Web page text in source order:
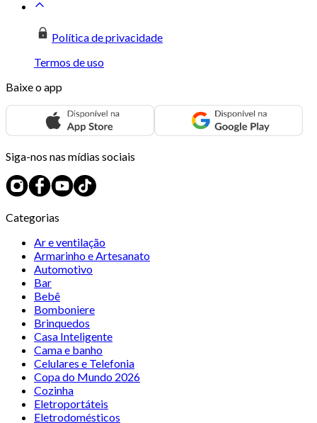
Política de privacidade
Termos de uso
Baixe o app
Siga-nos nas mídias sociais
Categorias
Ar e ventilação
Armarinho e Artesanato
Automotivo
Bar
Bebê
Bomboniere
Brinquedos
Casa Inteligente
Cama e banho
Celulares e Telefonia
Copa do Mundo 2026
Cozinha
Eletroportáteis
Eletrodomésticos